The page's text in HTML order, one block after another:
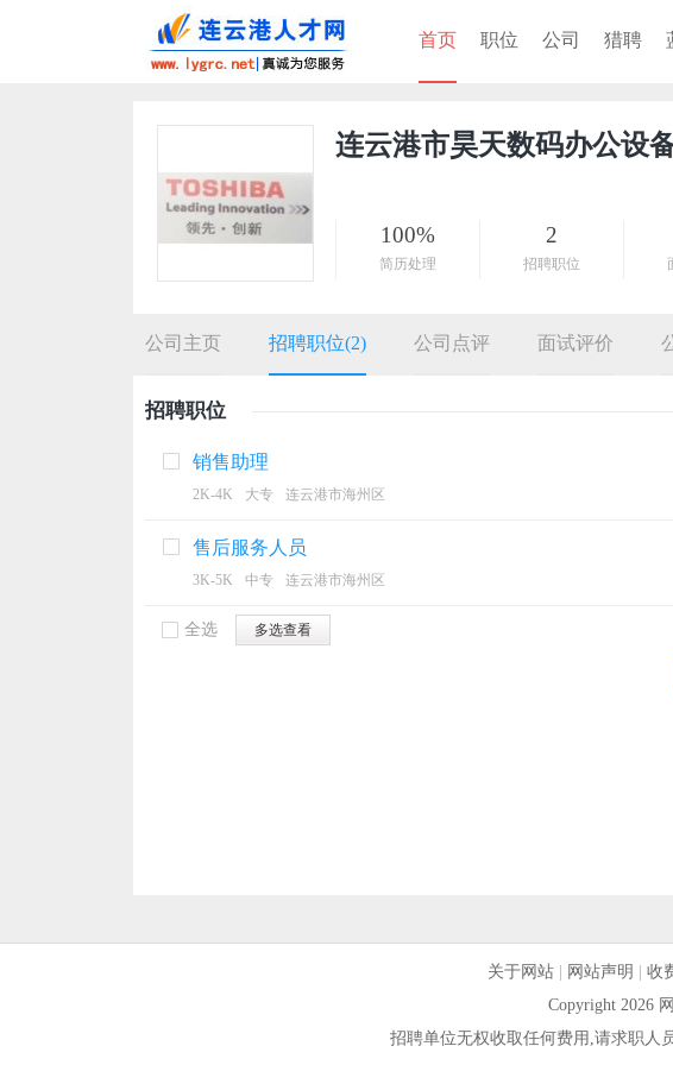
首页 职位 公司 猎聘
连云港市昊天数码办公设
100%
简历处理
2
招聘职位
公司主页 招聘职位(2) 公司点评 面试评价
招聘职位
销售助理
2K-4K 大专 连云港市海州区
售后服务人员
3K-5K 中专 连云港市海州区
全选 多选查看
关于网站| 网站声明 收
Copyright 2026
招聘单位无权收取任何费用,请求职人